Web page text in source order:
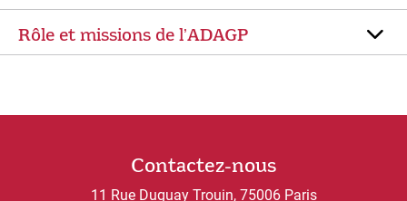
Rôle et missions de lʼADAGP
Contactez-nous
11 Rue Duguay Trouin, 75006 Paris